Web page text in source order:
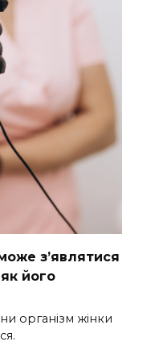
з’являтися
його
організм жінки